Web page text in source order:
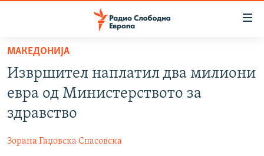
Оди
содржината
Оди
главната
навигација
Премини
ВИЗУЕЛНО
ШТО ТРЕБА ДА ЗНАЕТЕ
МАКЕДОНИЈА
Извршител наплатил два милиони
евра од Министерството за
здравство
Зорана Гаџовска Спасовска